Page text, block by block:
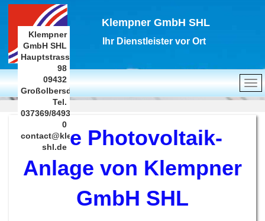
Klempner GmbH SHL
Ihr Dienstleister vor Ort
Klempner
GmbH SHL
Hauptstrasse
98
09432
Großolbersdorf
Tel.
037369/8493-
0
contact@klempner-
shl.de
Ihre Photovoltaik-
Anlage von Klempner
GmbH SHL